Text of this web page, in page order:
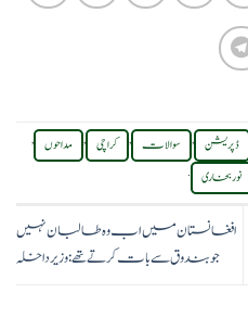
ڈپریشن , سوالات , کراچی , مداحوں ,
نور بخاری .
افغانستان میں اب وہ طالبان نہیں
جو بندوق سے بات کرتے تھے: وزیر داخلہ